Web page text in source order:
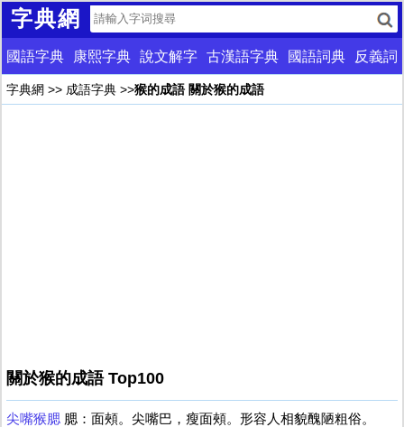
字典網
國語字典 康熙字典 說文解字 古漢語字典 國語詞典 反義詞
字典網 >> 成語字典 >>猴的成語 關於猴的成語
關於猴的成語 Top100
尖嘴猴腮 腮：面頰。尖嘴巴，瘦面頰。形容人相貌醜陋粗俗。